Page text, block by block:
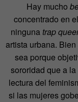
Hay mucho
concentrado en
ninguna trap
artista urbana.
sea porque
sororidad que a
lectura del
si las mujeres